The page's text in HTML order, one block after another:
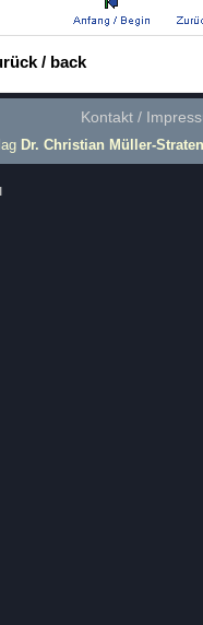
/ back
Kontakt /
Dr. Christian Müller-Straten